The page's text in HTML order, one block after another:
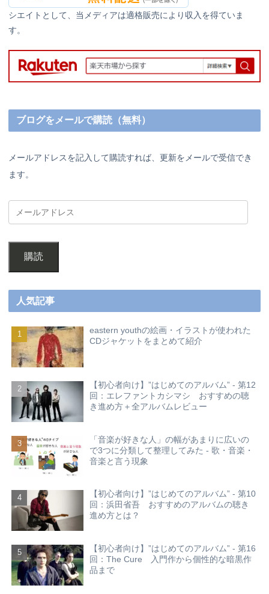
シエイトとして、当メディアは適格販売により収入を得ていま
す。
ブログをメールで購読（無料）
メールアドレスを記入して購読すれば、更新をメールで受信でき
ます。
購読
人気記事
eastern youthの絵画・イラストが使われた
CDジャケットをまとめて紹介
【初心者向け】”はじめてのアルバム” - 第12
回：エレファントカシマシ おすすめの聴
き進め方＋全アルバムレビュー
「音楽が好きな人」の幅があまりに広いの
で3つに分類して整理してみた - 歌・音楽・
音楽と言う現象
【初心者向け】”はじめてのアルバム” - 第10
回：浜田省吾 おすすめのアルバムの聴き
進め方とは？
【初心者向け】”はじめてのアルバム” - 第16
回：The Cure 入門作から個性的な暗黒作
品まで